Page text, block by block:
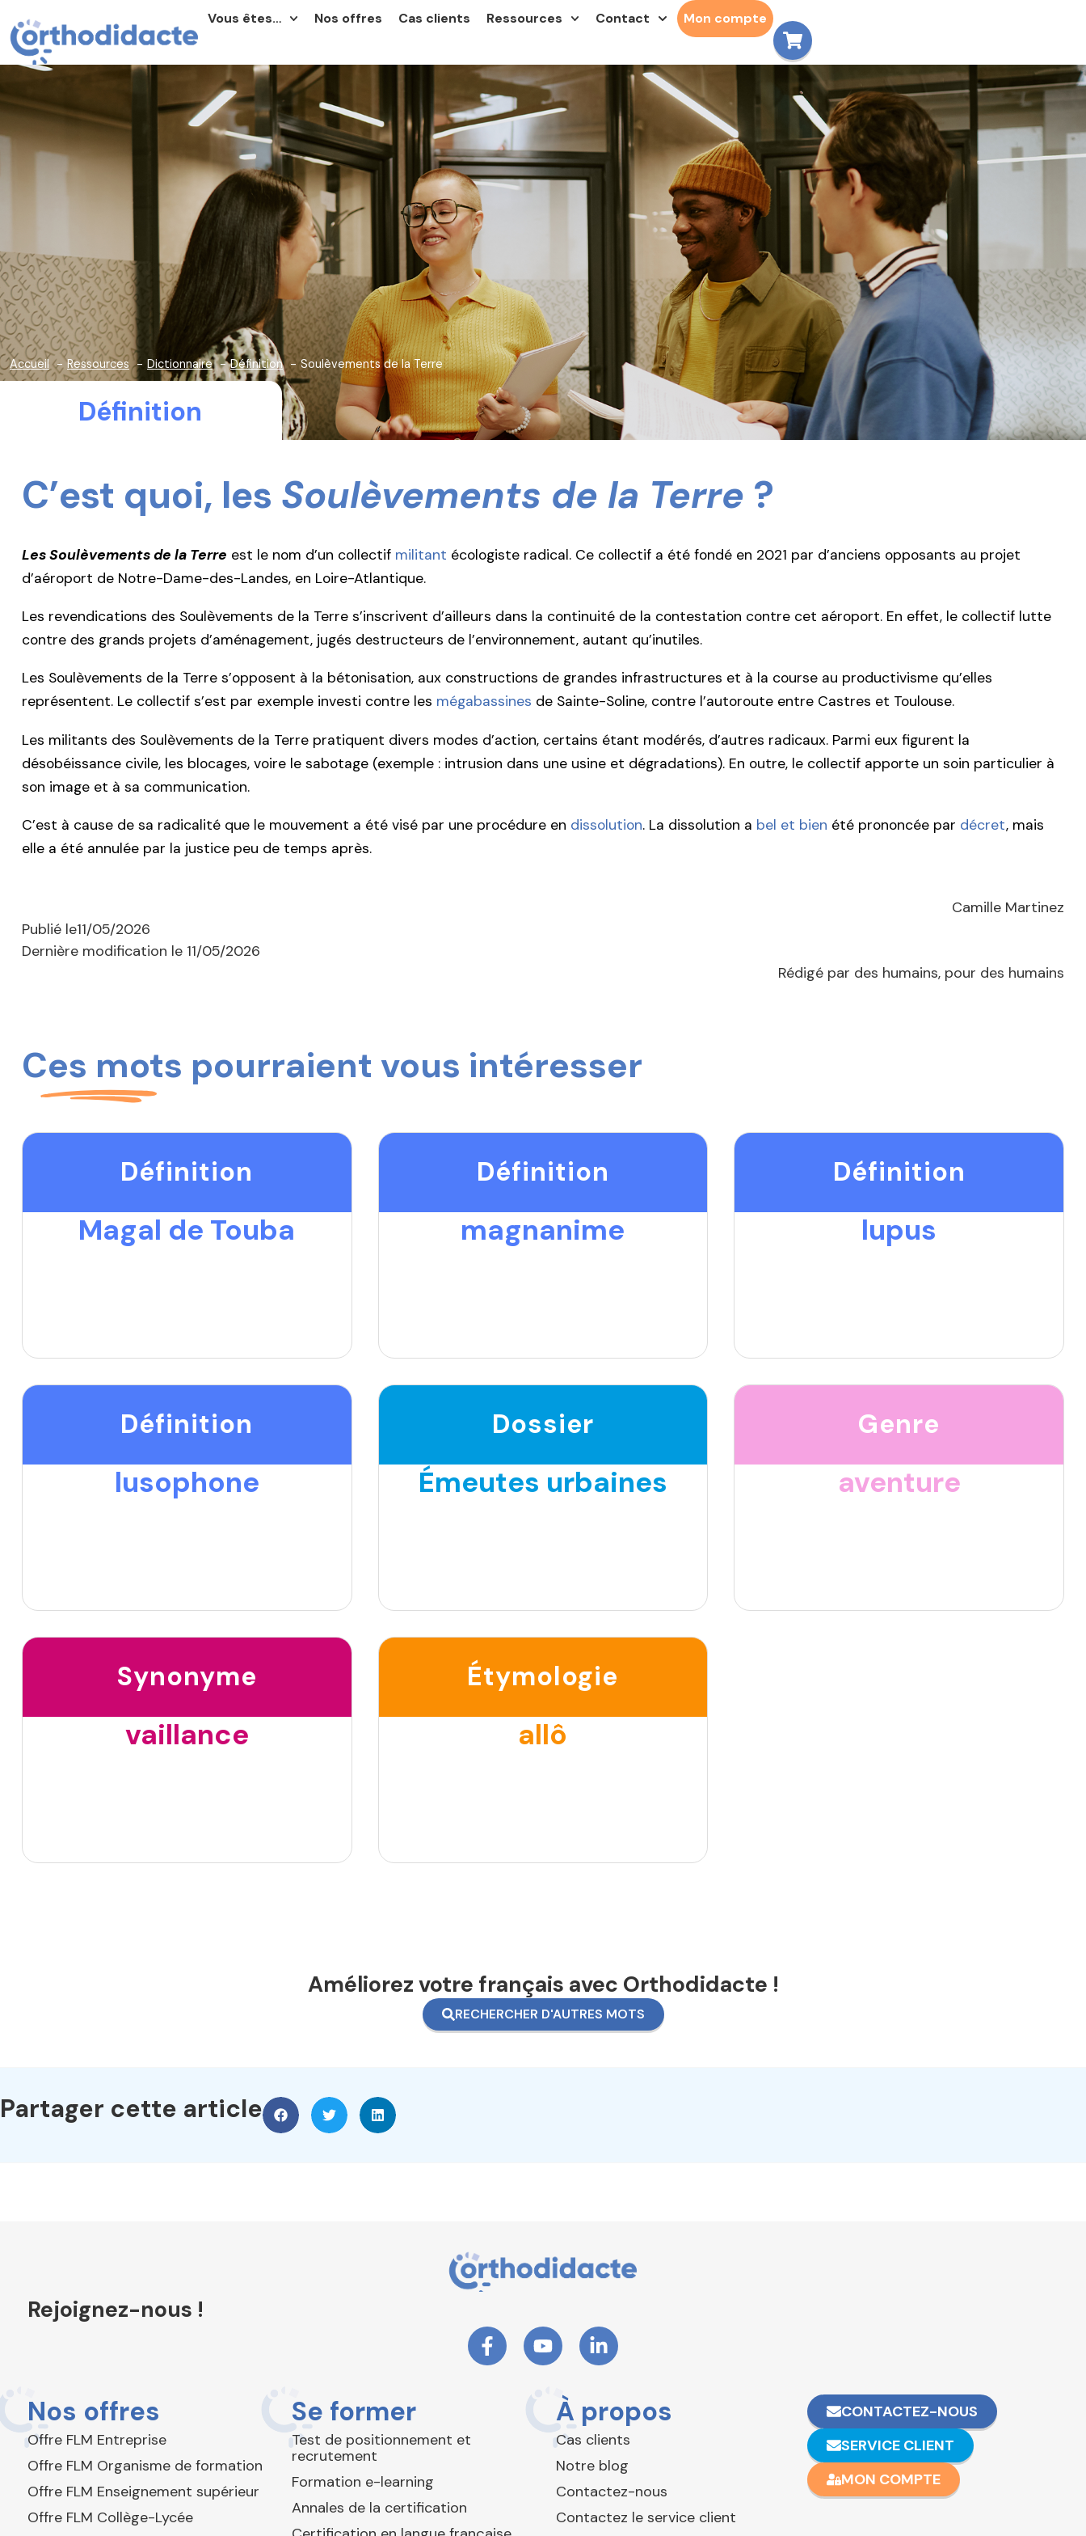
Vous êtes… Nos offres Cas clients Ressources Contact Mon compte
Accueil Ressources Dictionnaire Définition Soulèvements de la Terre
Définition
C’est quoi, les Soulèvements de la Terre ?
Les Soulèvements de la Terre est le nom d’un collectif militant écologiste radical. Ce collectif a été fondé en 2021 par d’anciens opposants au projet
d’aéroport de Notre-Dame-des-Landes, en Loire-Atlantique.
Les revendications des Soulèvements de la Terre s’inscrivent d’ailleurs dans la continuité de la contestation contre cet aéroport. En effet, le collectif lutte
contre des grands projets d’aménagement, jugés destructeurs de l’environnement, autant qu’inutiles.
Les Soulèvements de la Terre s’opposent à la bétonisation, aux constructions de grandes infrastructures et à la course au productivisme qu’elles
représentent. Le collectif s’est par exemple investi contre les mégabassines de Sainte-Soline, contre l’autoroute entre Castres et Toulouse.
Les militants des Soulèvements de la Terre pratiquent divers modes d’action, certains étant modérés, d’autres radicaux. Parmi eux figurent la
désobéissance civile, les blocages, voire le sabotage (exemple : intrusion dans une usine et dégradations). En outre, le collectif apporte un soin particulier à
son image et à sa communication.
C’est à cause de sa radicalité que le mouvement a été visé par une procédure en dissolution. La dissolution a bel et bien été prononcée par décret, mais
elle a été annulée par la justice peu de temps après.
Camille Martinez
Publié le11/05/2026
Dernière modification le 11/05/2026
Rédigé par des humains, pour des humains
Ces mots pourraient vous intéresser
Définition
Magal de Touba
Définition
magnanime
Définition
lupus
Définition
lusophone
Dossier
Émeutes urbaines
Genre
aventure
Synonyme
vaillance
Étymologie
allô
Améliorez votre français avec Orthodidacte !
RECHERCHER D'AUTRES MOTS
Partager cette article
Rejoignez-nous !
Nos offres
Offre FLM Entreprise
Offre FLM Organisme de formation
Offre FLM Enseignement supérieur
Offre FLM Collège-Lycée
Se former
Test de positionnement et
recrutement
Formation e-learning
Annales de la certification
À propos
Cas clients
Notre blog
Contactez-nous
Contactez le service client
CONTACTEZ-NOUS
SERVICE CLIENT
MON COMPTE